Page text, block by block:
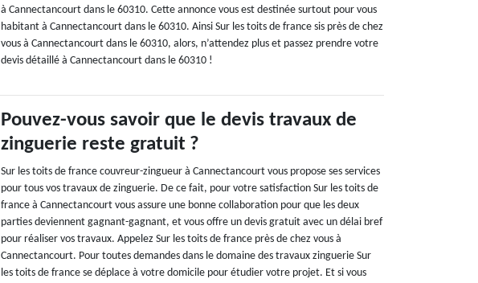
à Cannectancourt dans le 60310. Cette annonce vous est destinée surtout pour vous
habitant à Cannectancourt dans le 60310. Ainsi Sur les toits de france sis près de chez
vous à Cannectancourt dans le 60310, alors, n’attendez plus et passez prendre votre
devis détaillé à Cannectancourt dans le 60310 !
Pouvez-vous savoir que le devis travaux de
zinguerie reste gratuit ?
Sur les toits de france couvreur-zingueur à Cannectancourt vous propose ses services
pour tous vos travaux de zinguerie. De ce fait, pour votre satisfaction Sur les toits de
france à Cannectancourt vous assure une bonne collaboration pour que les deux
parties deviennent gagnant-gagnant, et vous offre un devis gratuit avec un délai bref
pour réaliser vos travaux. Appelez Sur les toits de france près de chez vous à
Cannectancourt. Pour toutes demandes dans le domaine des travaux zinguerie Sur
les toits de france se déplace à votre domicile pour étudier votre projet. Et si vous